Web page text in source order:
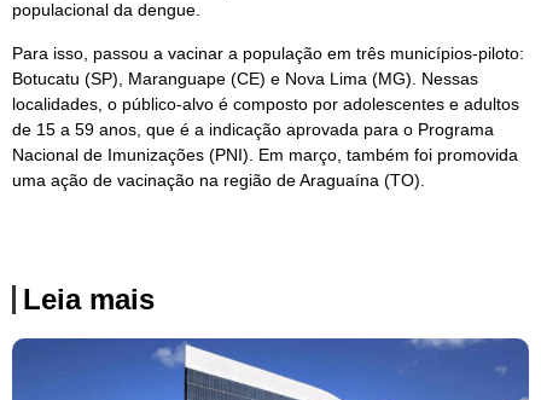
populacional da dengue.
Para isso, passou a vacinar a população em três municípios-piloto:
Botucatu (SP), Maranguape (CE) e Nova Lima (MG). Nessas
localidades, o público-alvo é composto por adolescentes e adultos
de 15 a 59 anos, que é a indicação aprovada para o Programa
Nacional de Imunizações (PNI). Em março, também foi promovida
uma ação de vacinação na região de Araguaína (TO).
Leia mais